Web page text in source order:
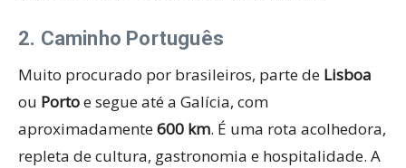
2. Caminho Português
Muito procurado por brasileiros, parte de Lisboa
ou Portoe segue até a Galícia, com
aproximadamente600 km. É uma rota acolhedora,
repleta de cultura, gastronomia e hospitalidade. A